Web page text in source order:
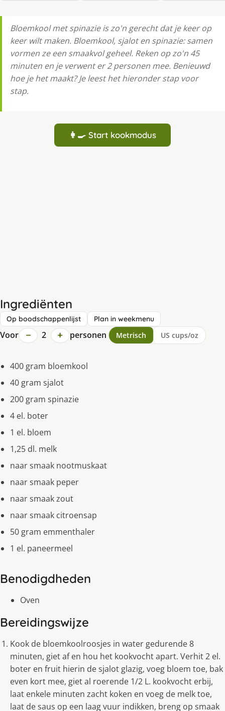
Bloemkool met spinazie is zo'n gerecht dat je keer op
keer wilt maken. Bloemkool, sjalot en spinazie: samen
vormen ze een smaakvol geheel. Reken op zo'n 45
minuten en je verwent er 2 personen mee. Benieuwd
hoe je het maakt? Je leest het hieronder stap voor
stap.
👩‍🍳 Start kookmodus
Ingrediënten
Op boodschappenlijst Plan in weekmenu
Voor − 2 + personen Metrisch US cups/oz
400 gram bloemkool
40 gram sjalot
200 gram spinazie
4 el. boter
1 el. bloem
1,25 dl. melk
naar smaak nootmuskaat
naar smaak peper
naar smaak zout
naar smaak citroensap
50 gram emmenthaler
1 el. paneermeel
Benodigdheden
Oven
Bereidingswijze
Kook de bloemkoolroosjes in water gedurende 8
minuten, giet af en hou het kookvocht apart. Verhit 2 el.
boter en fruit hierin de sjalot glazig, voeg bloem toe, bak
even kort mee, giet al roerende 1/2 L. kookvocht erbij,
laat enkele minuten zacht koken en voeg de melk toe,
laat de saus op een laag vuur indikken, breng op smaak